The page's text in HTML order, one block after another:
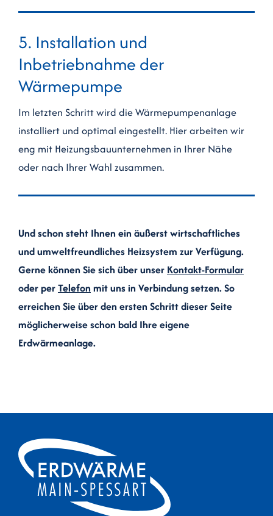
5. Installation und
Inbetriebnahme der
Wärmepumpe
Im letzten Schritt wird die Wärmepumpenanlage
installiert und optimal eingestellt. Hier arbeiten wir
eng mit Heizungsbauunternehmen in Ihrer Nähe
oder nach Ihrer Wahl zusammen.
Und schon steht Ihnen ein äußerst wirtschaftliches
und umweltfreundliches Heizsystem zur Verfügung.
Gerne können Sie sich über unser Kontakt-Formular
oder perTelefon mit uns in Verbindung setzen. So
erreichen Sie über den ersten Schritt dieser Seite
möglicherweise schon bald Ihre eigene
Erdwärmeanlage.